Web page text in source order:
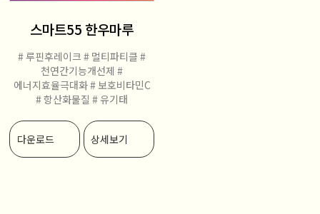
스마트55 한우마루
# 루핀후레이크 # 멀티파티클 #
천연간기능개선제 #
에너지효율극대화# 보호비타민C
# 항산화물질 # 유기태
다운로드 상세보기